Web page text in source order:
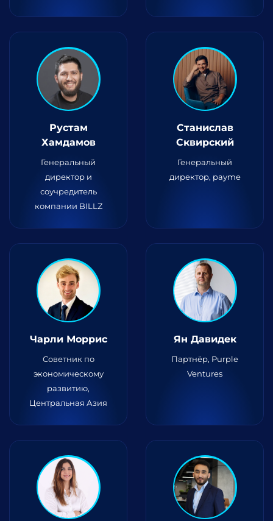
Рустам
Хамдамов
Генеральный
директор и
соучредитель
компании BILLZ
Станислав
Сквирский
Генеральный
директор, payme
Чарли Моррис
Советник по
экономическому
развитию,
Центральная Азия
Ян Давидек
Партнёр, Purple
Ventures